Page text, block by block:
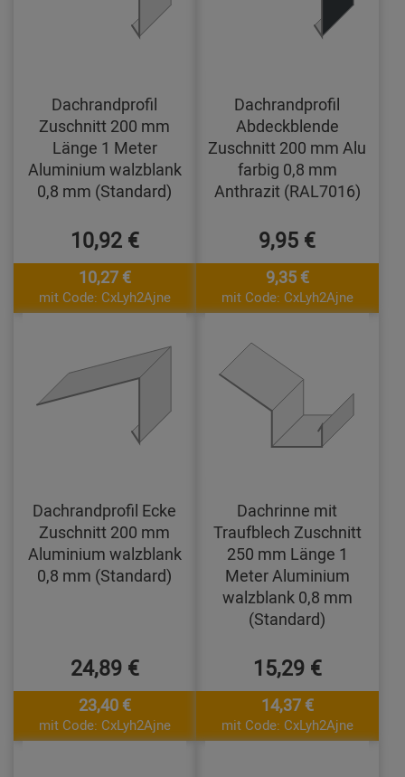
Dachrandprofil
Zuschnitt 200 mm
Länge 1 Meter
Aluminium walzblank
0,8 mm (Standard)
10,92 €
10,27 €
mit Code: CxLyh2Ajne
Dachrandprofil
Abdeckblende
Zuschnitt 200 mm Alu
farbig 0,8 mm
Anthrazit (RAL7016)
9,95 €
9,35 €
mit Code: CxLyh2Ajne
Dachrandprofil Ecke
Zuschnitt 200 mm
Aluminium walzblank
0,8 mm (Standard)
24,89 €
23,40 €
mit Code: CxLyh2Ajne
Dachrinne mit
Traufblech Zuschnitt
250 mm Länge 1
Meter Aluminium
walzblank 0,8 mm
(Standard)
15,29 €
14,37 €
mit Code: CxLyh2Ajne